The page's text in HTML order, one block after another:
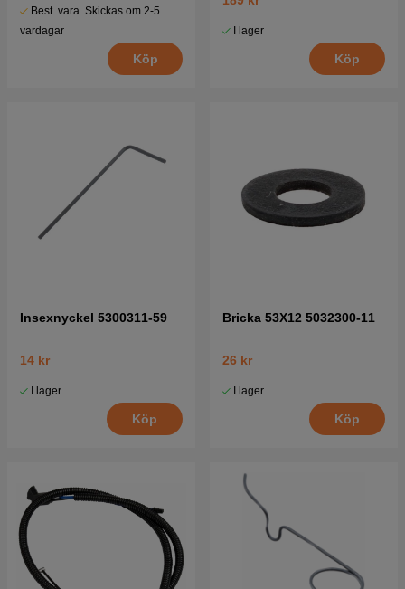
Best. vara. Skickas om 2-5
vardagar
Köp
I lager
Köp
Insexnyckel 5300311-59
14 kr
I lager
Köp
Bricka 53X12 5032300-11
26 kr
I lager
Köp